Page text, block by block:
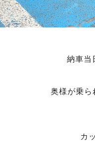
納車当
奥様が乗ら
カ